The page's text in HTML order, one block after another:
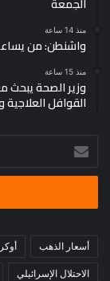
الجمعة
منذ 14 ساعة
واشنطن: من
منذ 15 ساعة
وزير الصحة يبحث
القوافل العلاجية
بريدك
الإلكتروني
أسعار الذهب
الاحتلال الإسرائيلي